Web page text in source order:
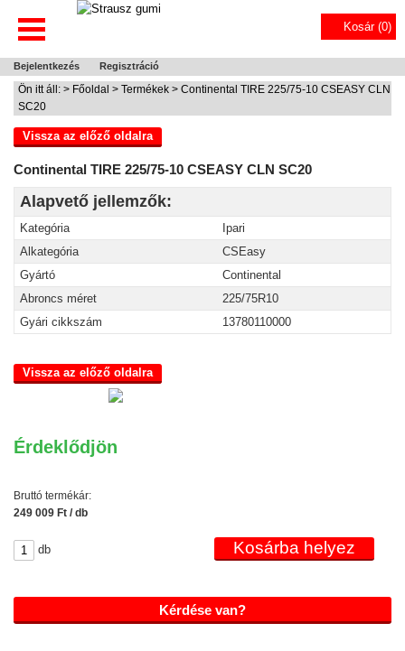
Kosár (0)
Bejelentkezés Regisztráció
Ön itt áll: > Főoldal > Termékek > Continental TIRE 225/75-10 CSEASY CLN
SC20
Vissza az előző oldalra
Continental TIRE 225/75-10 CSEASY CLN SC20
Alapvető jellemzők:
Kategória
Ipari
Alkategória
CSEasy
Gyártó
Continental
Abroncs méret
225/75R10
Gyári cikkszám
13780110000
Vissza az előző oldalra
Érdeklődjön
Bruttó termékár:
249 009 Ft / db
db
Kérdése van?